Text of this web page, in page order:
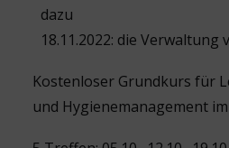
dazu
18.11.2022: die Verwaltung
Kostenloser Grundkurs für
und Hygienemanagement